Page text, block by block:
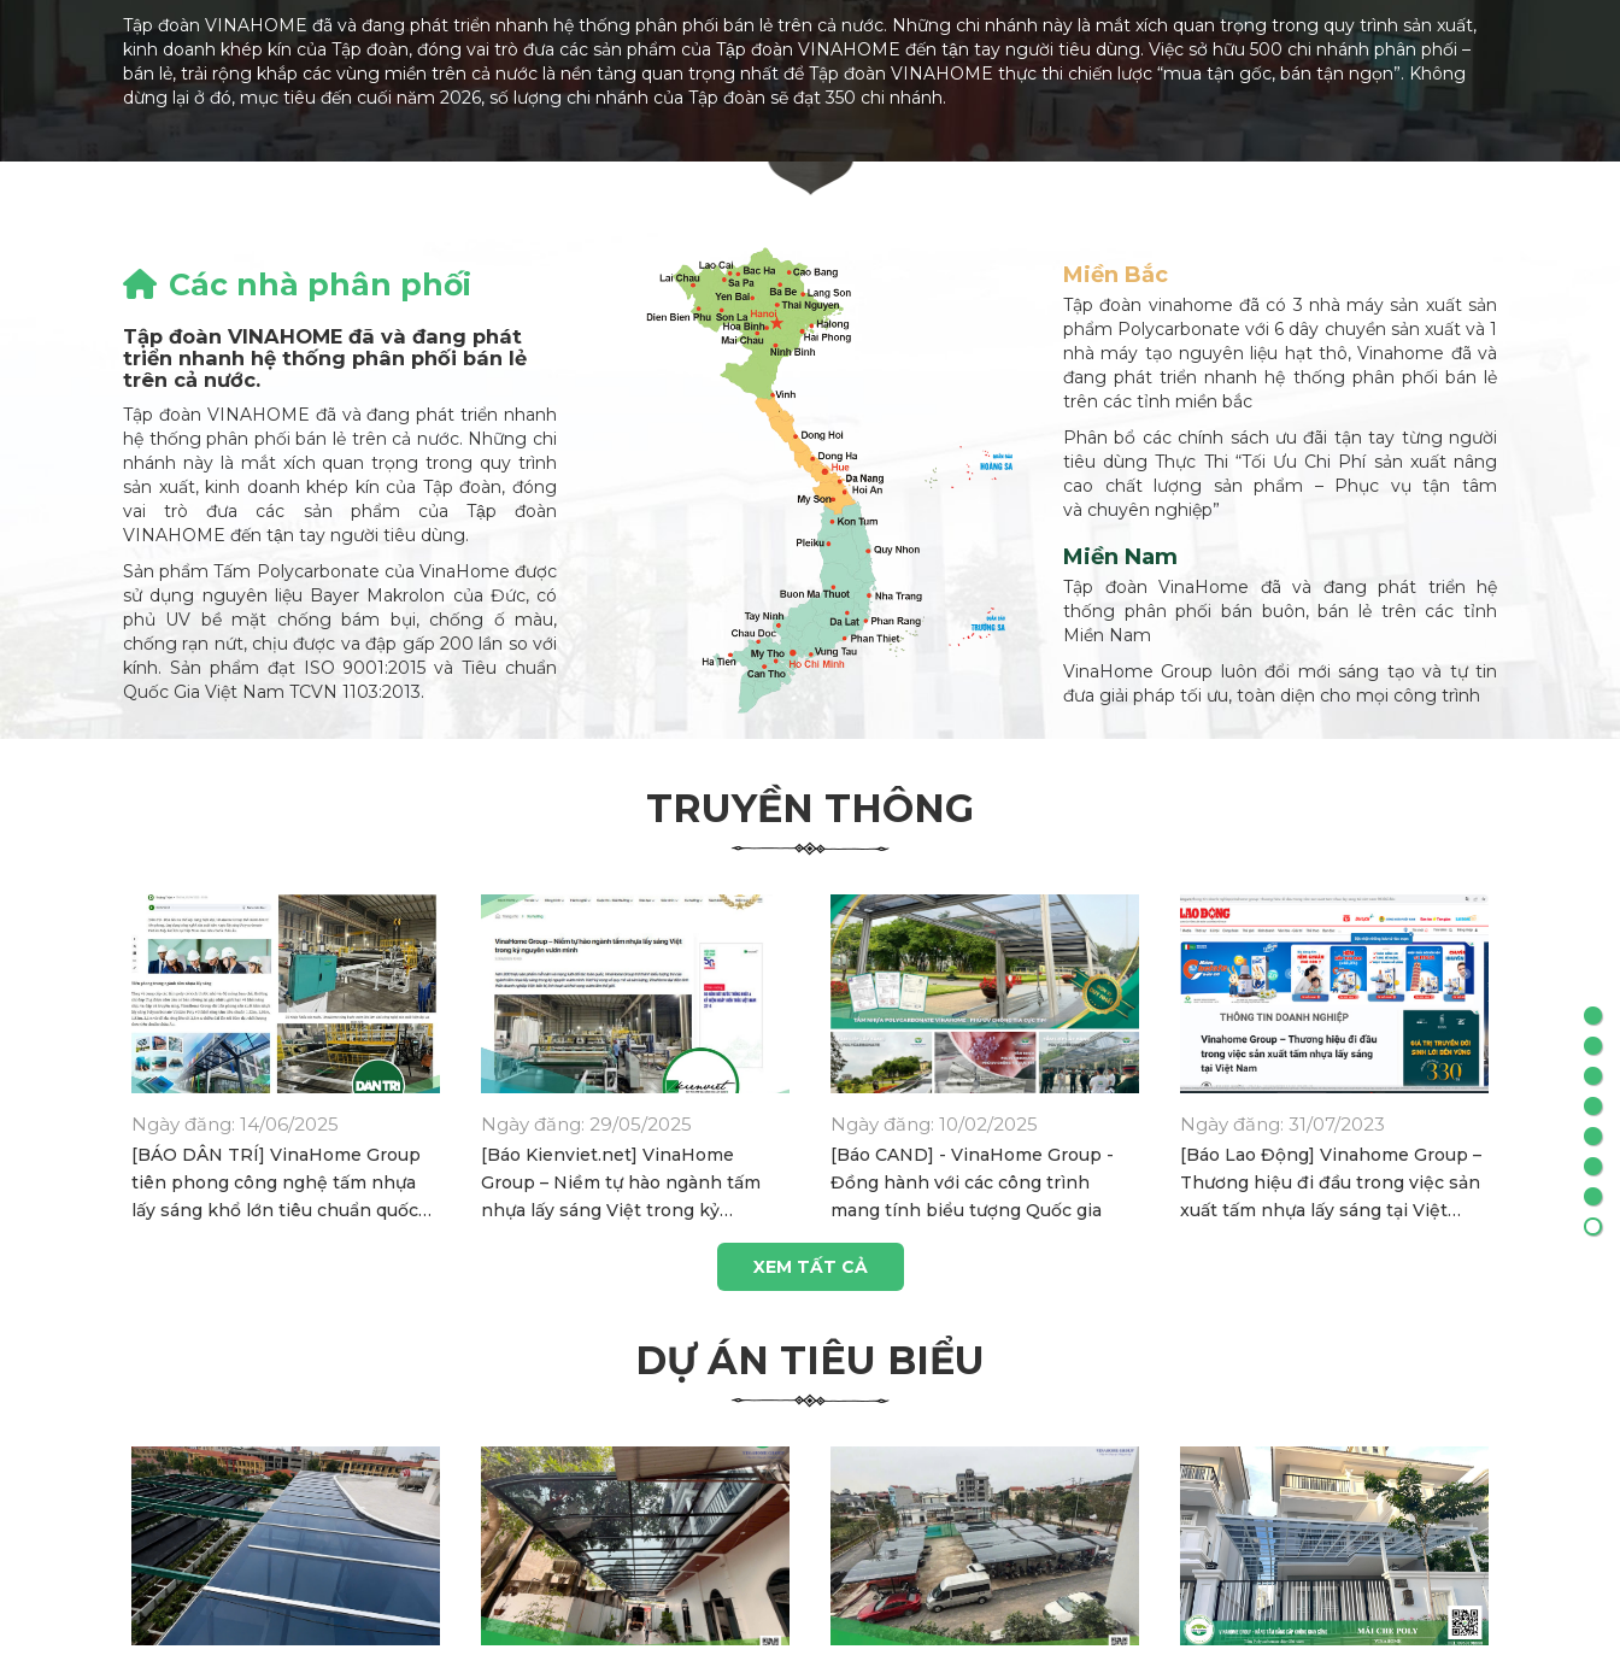
Tập đoàn VINAHOME đã và đang phát triển nhanh hệ thống phân phối bán lẻ trên cả nước. Những chi nhánh này là mắt xích quan trọng trong quy trình sản xuất,
kinh doanh khép kín của Tập đoàn, đóng vai trò đưa các sản phẩm của Tập đoàn VINAHOME đến tận tay người tiêu dùng. Việc sở hữu 500 chi nhánh phân phối –
bán lẻ, trải rộng khắp các vùng miền trên cả nước là nền tảng quan trọng nhất để Tập đoàn VINAHOME thực thi chiến lược “mua tận gốc, bán tận ngọn”. Không
dừng lại ở đó, mục tiêu đến cuối năm 2026, số lượng chi nhánh của Tập đoàn sẽ đạt 350 chi nhánh.
Các nhà phân phối
Tập đoàn VINAHOME đã và đang phát
triển nhanh hệ thống phân phối bán lẻ
trên cả nước.
Tập đoàn VINAHOME đã và đang phát triển nhanh
hệ thống phân phối bán lẻ trên cả nước. Những chi
nhánh này là mắt xích quan trọng trong quy trình
sản xuất, kinh doanh khép kín của Tập đoàn, đóng
vai trò đưa các sản phẩm của Tập đoàn
VINAHOME đến tận tay người tiêu dùng.
Sản phẩm Tấm Polycarbonate của VinaHome được
sử dụng nguyên liệu Bayer Makrolon của Đức, có
phủ UV bề mặt chống bám bụi, chống ố màu,
chống rạn nứt, chịu được va đập gấp 200 lần so với
kính. Sản phẩm đạt ISO 9001:2015 và Tiêu chuẩn
Quốc Gia Việt Nam TCVN 1103:2013.
Miền Bắc
Tập đoàn vinahome đã có 3 nhà máy sản xuất sản
phẩm Polycarbonate với 6 dây chuyền sản xuất và 1
nhà máy tạo nguyên liệu hạt thô, Vinahome đã và
đang phát triển nhanh hệ thống phân phối bán lẻ
trên các tỉnh miền bắc
Phân bổ các chính sách ưu đãi tận tay từng người
tiêu dùng Thực Thi “Tối Ưu Chi Phí sản xuất nâng
cao chất lượng sản phẩm – Phục vụ tận tâm
và chuyên nghiệp”
Miền Nam
Tập đoàn VinaHome đã và đang phát triển hệ
thống phân phối bán buôn, bán lẻ trên các tỉnh
Miền Nam
VinaHome Group luôn đổi mới sáng tạo và tự tin
đưa giải pháp tối ưu, toàn diện cho mọi công trình
TRUYỀN THÔNG
Ngày đăng: 14/06/2025
[BÁO DÂN TRÍ] VinaHome Group
tiên phong công nghệ tấm nhựa
lấy sáng khổ lớn tiêu chuẩn quốc
Ngày đăng: 29/05/2025
[Báo Kienviet.net] VinaHome
Group – Niềm tự hào ngành tấm
nhựa lấy sáng Việt trong kỷ
Ngày đăng: 10/02/2025
[Báo CAND] - VinaHome Group -
Đồng hành với các công trình
mang tính biểu tượng Quốc gia
Ngày đăng: 31/07/2023
[Báo Lao Động] Vinahome Group –
Thương hiệu đi đầu trong việc sản
xuất tấm nhựa lấy sáng tại Việt
XEM TẤT CẢ
DỰ ÁN TIÊU BIỂU